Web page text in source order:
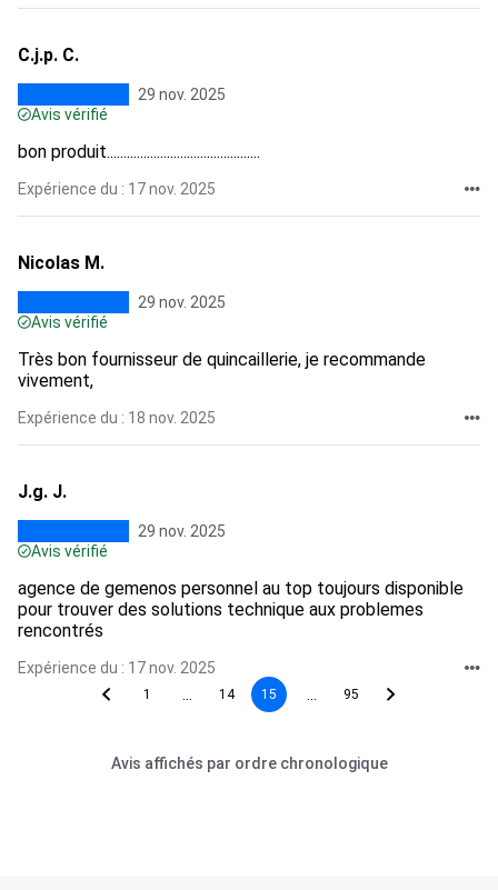
C.j.p. C.
29 nov. 2025
Avis vérifié
bon produit..............................................
Expérience du : 17 nov. 2025
Nicolas M.
29 nov. 2025
Avis vérifié
Très bon fournisseur de quincaillerie, je recommande
vivement,
Expérience du : 18 nov. 2025
J.g. J.
29 nov. 2025
Avis vérifié
agence de gemenos personnel au top toujours disponible
pour trouver des solutions technique aux problemes
rencontrés
Expérience du : 17 nov. 2025
1 14 15 95
Avis affichés par ordre chronologique